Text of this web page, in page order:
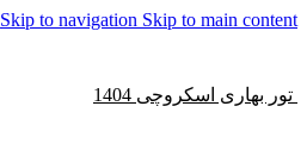
Skip to navigation Skip to main content
تور بهاری اسکروچی 1404